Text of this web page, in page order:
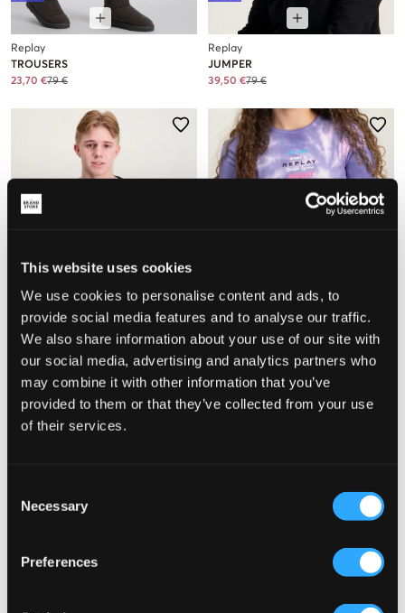
This website uses cookies
We use cookies to personalise content and ads, to
provide social media features and to analyse our traffic.
We also share information about your use of our site with
our social media, advertising and analytics partners who
may combine it with other information that you’ve
provided to them or that they’ve collected from your use
of their services.
Selection
Necessary
Preferences
Replay
TROUSERS
23,70 €79 €
Replay
JUMPER
39,50 €79 €
SALE
Replay
JUMPER
39,50 €
Replay
T-SHIRT